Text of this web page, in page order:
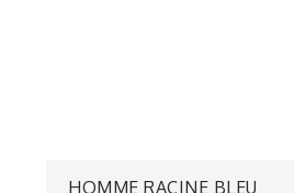
HOMME RACINE BLEU